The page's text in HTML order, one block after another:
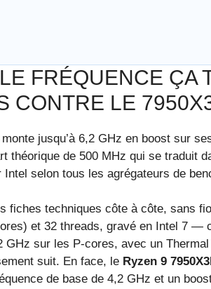
FRÉQUENCE ÇA
CONTRE LE
jusqu’à 6,2 GHz en boost sur
théorique de 500 MHz qui se traduit
Intel selon tous les agrégateurs de
fiches techniques côte à côte, sans
et 32 threads, gravé en Intel 7 —
GHz sur les P-cores, avec un
suit. En face, le Ryzen 9
de base de 4,2 GHz et un